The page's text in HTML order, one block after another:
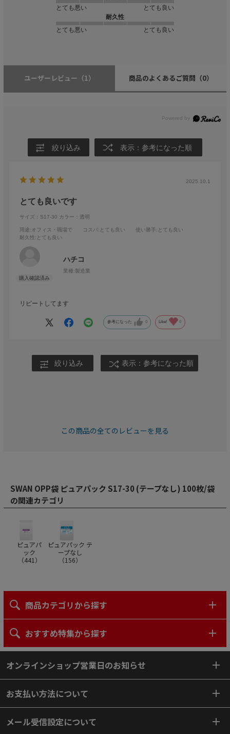
とても悪い
とても良い
耐久性
とても悪い
とても良い
ユーザーレビュー （1） 商品のよくあるご質問 （0）
絞り込み 表示：参考になった順
2025.10.1
とても良いです
サイズ：S17-30 カラー：透明
用途:オフィス・職場で コスパ:とても良い 使い勝手 :とても良い
耐久性:とても良い
ハチコ
業種:製造業
リピートしてます
参考になった 0 Like! 0
絞り込み 表示：参考になった順
この商品の全てのレビューを見る
SWAN OPP袋 ピュアパック S17-30 (テープなし) 100枚/袋
の関連カテゴリ
ピュアパ
ック
（441）
ピュアパック テ
ープなし
（156）
商品カテゴリから探す
おすすめ特集から探す
オンラインショップ営業日のお知らせ
お支払い方法について
メール受信設定について